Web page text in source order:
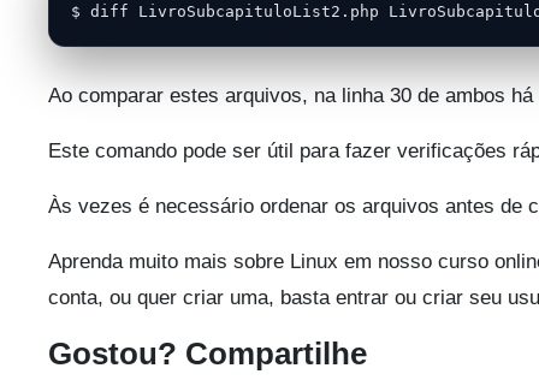
$ diff LivroSubcapituloList2.php
Ao comparar estes arquivos, na linha 30 de ambos
Este comando pode ser útil para fazer verificações
Às vezes é necessário ordenar os arquivos antes de
Aprenda muito mais sobre Linux em nosso curso
conta, ou quer criar uma, basta entrar ou criar seu
Gostou? Compartilhe